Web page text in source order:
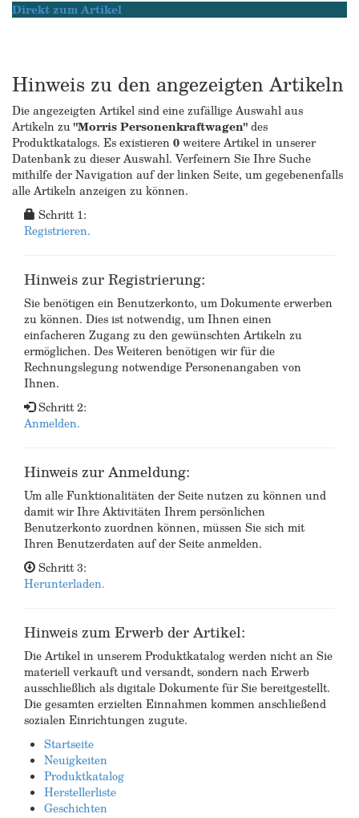
Direkt zum Artikel
Hinweis zu den angezeigten Artikeln
Die angezeigten Artikel sind eine zufällige Auswahl aus
Artikeln zu"Morris Personenkraftwagen"des
Produktkatalogs. Es existieren0weitere Artikel in unserer
Datenbank zu dieser Auswahl. Verfeinern Sie Ihre Suche
mithilfe der Navigation auf der linken Seite, um gegebenenfalls
alle Artikeln anzeigen zu können.
Schritt 1:
Registrieren.
Hinweis zur Registrierung:
Sie benötigen ein Benutzerkonto, um Dokumente erwerben
zu können. Dies ist notwendig, um Ihnen einen
einfacheren Zugang zu den gewünschten Artikeln zu
ermöglichen. Des Weiteren benötigen wir für die
Rechnungslegung notwendige Personenangaben von
Ihnen.
Schritt 2:
Anmelden.
Hinweis zur Anmeldung:
Um alle Funktionalitäten der Seite nutzen zu können und
damit wir Ihre Aktivitäten Ihrem persönlichen
Benutzerkonto zuordnen können, müssen Sie sich mit
Ihren Benutzerdaten auf der Seite anmelden.
Schritt 3:
Herunterladen.
Hinweis zum Erwerb der Artikel:
Die Artikel in unserem Produktkatalog werden nicht an Sie
materiell verkauft und versandt, sondern nach Erwerb
ausschließlich als digitale Dokumente für Sie bereitgestellt.
Die gesamten erzielten Einnahmen kommen anschließend
sozialen Einrichtungen zugute.
Startseite
Neuigkeiten
Produktkatalog
Herstellerliste
Geschichten